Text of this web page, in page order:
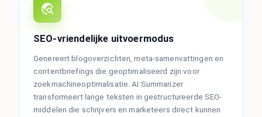
SEO-vriendelijke uitvoermodus
Genereert blogoverzichten, meta-samenvattingen en
contentbriefings die geoptimaliseerd zijn voor
zoekmachineoptimalisatie. AI Summarizer
transformeert lange teksten in gestructureerde SEO-
middelen die schrijvers en marketeers direct kunnen